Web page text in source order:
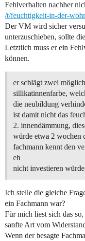
Fehlverhalten nachher
/t/feuchtigkeit-in-der-
Der VM wird sicher
unterzuschieben, sollte
Letztlich muss er ein
können.
er schlägt zwei
sillikatinnenfarbe,
die neubildung
ist damit nicht das
2. innendämmung,
würde etwa 2 wochen
fachmann kennt den
eh
nicht investieren
Ich stelle die gleiche
ein Fachmann war?
Für mich liest sich das
sanfte Art vom
Wenn der besagte